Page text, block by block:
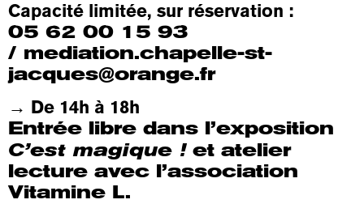
Capacité limitée, sur réservation :
05 62 00 15 93
/ mediation.chapelle-st-
jacques@orange.fr
→ De 14h à 18h
Entrée libre dans l’exposition
C’est magique !et atelier
lecture avec l’association
Vitamine L.